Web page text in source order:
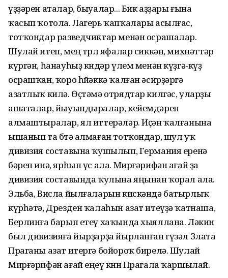
үҙҙәрен аталар, быуалар... Бик аҙҙары ғына
ҡасып ҡотола. Лагерь ҡапҡалары асылғас,
тотҡондар разведчиктар менән осрашалар.
Шулай итеп, мең төрлө яфалар сиккән, михнәттәр
күргән, һанауһыҙ көндәр үлем менән күҙгә-күҙ
осрашҡан, ҡоро һөйәккә ҡалған әсирҙәргә
азатлыҡ килә. Өҫтәмә отрядтар килгәс, уларҙы
ашаталар, йыуындыралар, кейемдәрен
алмаштыралар, ял иттерәләр. Иҫән ҡалғанына
ышанып та бөтә алмаған тотҡондар, шул уҡ
дивизия составына ҡушылып, Германия еренә
бәреп инә, ярһып үс ала. Мирғәрифән ағай ҙа
дивизия составында ҡулына яңынан ҡорал ала.
Эльба, Висла йылғаларын кискәндә батырлыҡ
күрһәтә, Дрезден ҡалаһын азат итеүҙә ҡатнаша,
Берлинға барып етеү хаҡында хыяллана. Ләкин
был дивизияға йырҙарҙа йырланған гүзәл Злата
Праганы азат итергә бойороҡ бирелә. Шулай
Мирғәрифән ағай еңеү көнөн Прагала ҡаршылай.